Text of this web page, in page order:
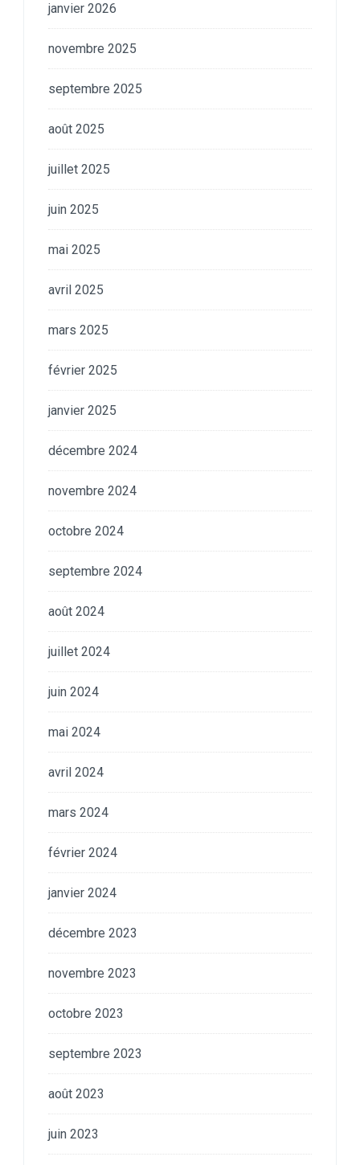
janvier 2026
novembre 2025
septembre 2025
août 2025
juillet 2025
juin 2025
mai 2025
avril 2025
mars 2025
février 2025
janvier 2025
décembre 2024
novembre 2024
octobre 2024
septembre 2024
août 2024
juillet 2024
juin 2024
mai 2024
avril 2024
mars 2024
février 2024
janvier 2024
décembre 2023
novembre 2023
octobre 2023
septembre 2023
août 2023
juin 2023